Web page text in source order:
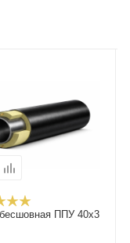
ППУ 40х3